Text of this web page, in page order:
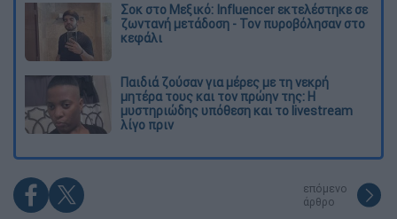
Σοκ στο Μεξικό: Influencer εκτελέστηκε σε
ζωντανή μετάδοση - Τον πυροβόλησαν στο
κεφάλι
Παιδιά ζούσαν για μέρες με τη νεκρή
μητέρα τους και τον πρώην της: Η
μυστηριώδης υπόθεση και το livestream
λίγο πριν
επόμενο
άρθρο